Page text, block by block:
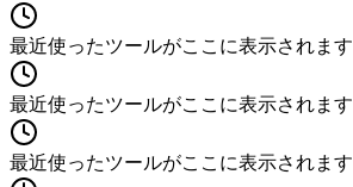
最近使ったツールがここに表示されます
最近使ったツールがここに表示されます
最近使ったツールがここに表示されます